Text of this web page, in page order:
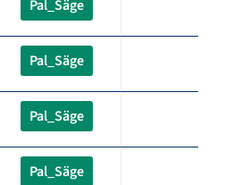
Pal_Säge
Pal_Säge
Pal_Säge
Pal_Säge